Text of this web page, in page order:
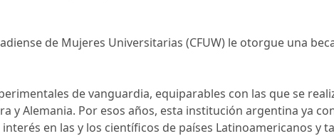
de Mujeres Universitarias (CFUW) le otorgue una
de vanguardia, equiparables con las que se
Alemania. Por esos años, esta institución argentina ya
en las y los científicos de países Latinoamericanos y